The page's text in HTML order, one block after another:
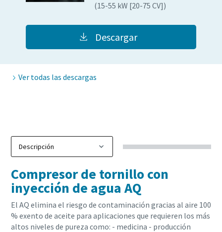
neumático más eficiente.
Obtenga más información
(15-55 kW [20-75 CV])
Descargar
Ver todas las descargas
Compresor de tornillo con
inyección de agua AQ
El AQ elimina el riesgo de contaminación gracias al aire 100
% exento de aceite para aplicaciones que requieren los más
altos niveles de pureza como: - medicina - producción